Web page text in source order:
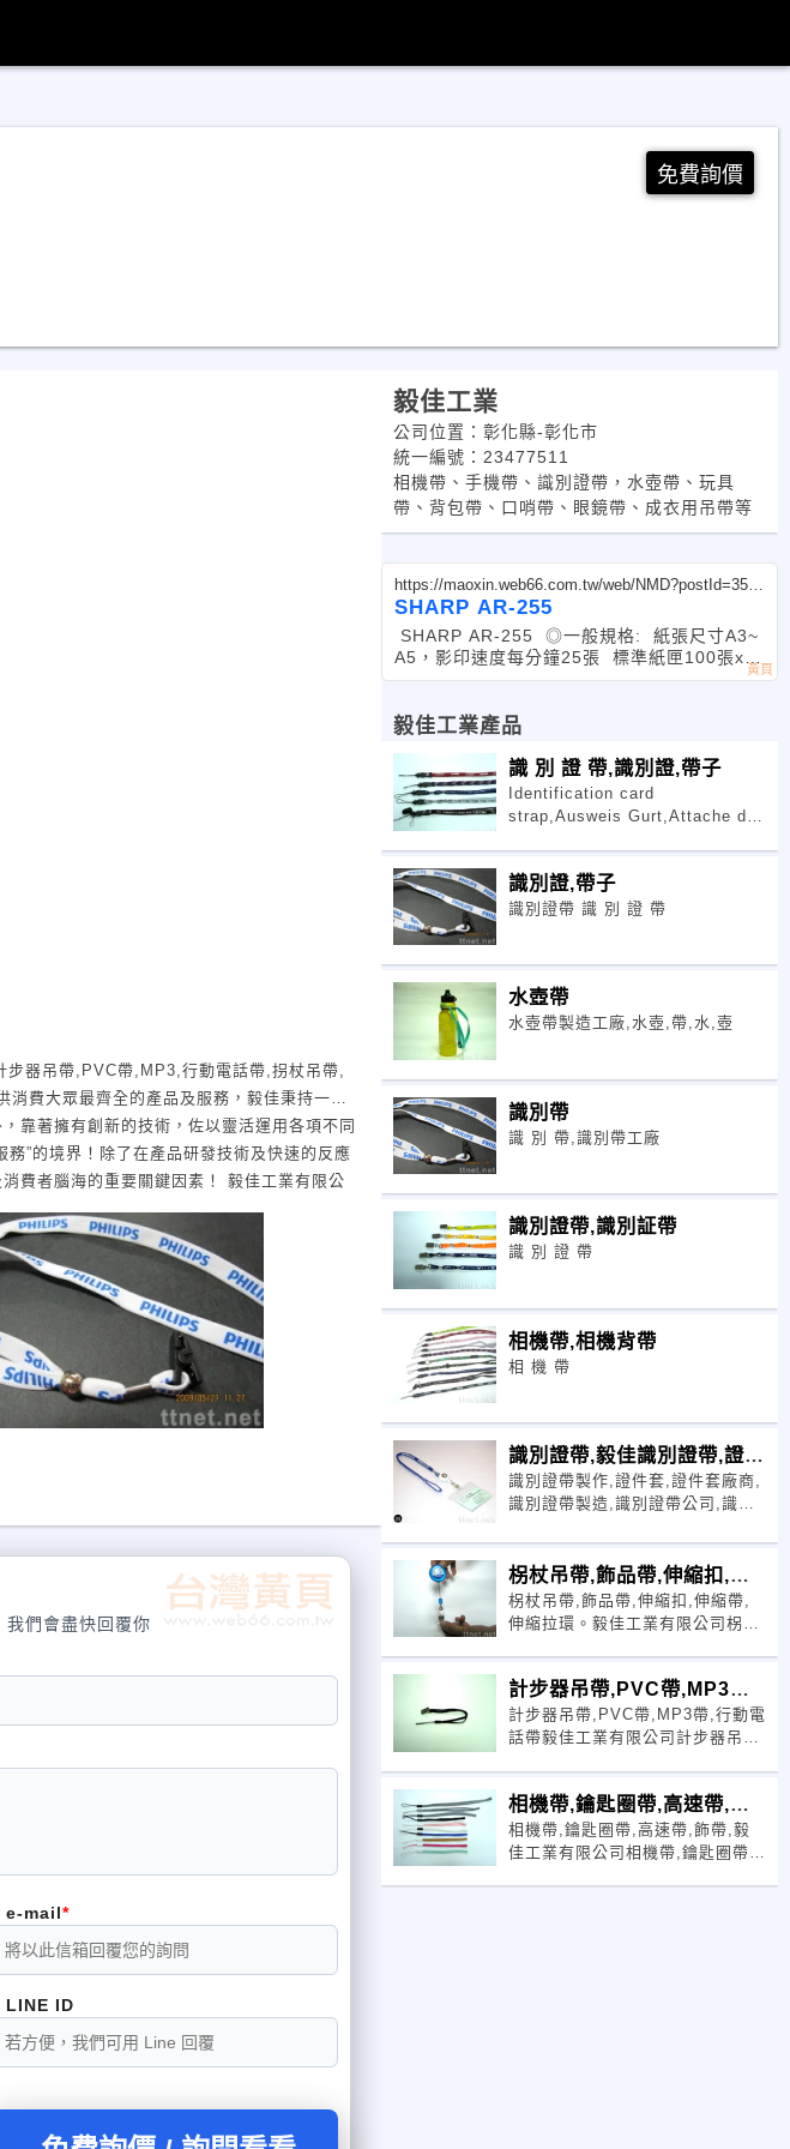
免費詢價
器吊帶,PVC帶,MP3,行動電話帶,拐杖吊帶,
費大眾最齊全的產品及服務，毅佳秉持一貫
靠著擁有創新的技術，佐以靈活運用各項不同
”的境界！除了在產品研發技術及快速的反應
費者腦海的重要關鍵因素！ 毅佳工業有限公
客的想法與研發者的創意，製帶業也可以多采
客所量身打造；而這些只是毅佳工業有限公司
性化的設計及全方位的產品服務是毅佳工業有
服務”的感受是毅佳一直以來不曾懈怠的努力
良好關係堅持→堅持為OEM/ODM客戶量身
能空間研發→致力於製帶產業的研發目標→開
易地區：全球 主要產品：客製化：高級相機
製造：諸如yahoo奇摩、Levi's牛仔褲、兄弟
, 接受獨特設計或 Logo, 競爭價格, 適用於促
研究人員數量： 10 人以內 員工數量：
我們會盡快回覆你
e-mail
LINE ID
毅佳工業
公司位置：彰化縣-彰化市
統一編號：23477511
相機帶、手機帶、識別證帶，水壺帶、玩具
帶、背包帶、口哨帶、眼鏡帶、成衣用吊帶等
https://maoxin.web66.com.tw/web/NMD?postId=3527
52
SHARP AR-255
A5，影印速度每分鐘25張 標準紙匣100張x2
層+100張手送台，內建傳真+雙面+電腦列印
毅佳工業產品
識 別 證 帶,識別證,帶子
Identification card
strap,Ausweis Gurt,Attache de
識別證,帶子
識別證帶 識 別 證 帶
水壺帶
水壺帶製造工廠,水壺,帶,水,壺
識別帶
識 別 帶,識別帶工廠
識別證帶,識別証帶
識 別 證 帶
相機帶,相機背帶
相 機 帶
識別證帶,毅佳識別證帶,證件
套
識別證帶製作,證件套,證件套廠商,
識別證帶製造,識別證帶公司,識別
件套,證件套工廠,證件套供應,毅佳
工業有限公司 電話: 04-7239610
識別證帶,毅佳識別證帶
柺杖吊帶,飾品帶,伸縮扣,伸
縮帶,伸縮拉環
柺杖吊帶,飾品帶,伸縮扣,伸縮帶,
伸縮拉環。毅佳工業有限公司柺杖
電話帶電話:04-7239610,證件帶證
件套識別帶提花帶,相機
計步器吊帶,PVC帶,MP3帶,
行動電話
計步器吊帶,PVC帶,MP3帶,行動電
話帶毅佳工業有限公司計步器吊
帶提花帶,相機帶
相機帶,鑰匙圈帶,高速帶,飾
帶
相機帶,鑰匙圈帶,高速帶,飾帶,毅
佳工業有限公司相機帶,鑰匙圈帶,